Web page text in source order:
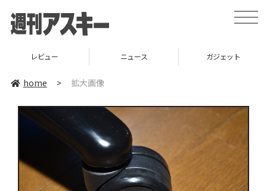
toggle
レビュー ニュース ガジェット
home > 拡大画像